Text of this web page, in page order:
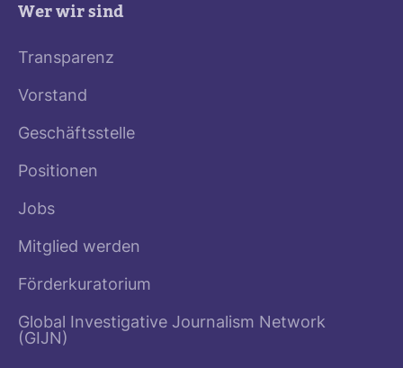
Wer wir sind
Transparenz
Vorstand
Geschäftsstelle
Positionen
Jobs
Mitglied werden
Förderkuratorium
Global Investigative Journalism Network
(GIJN)